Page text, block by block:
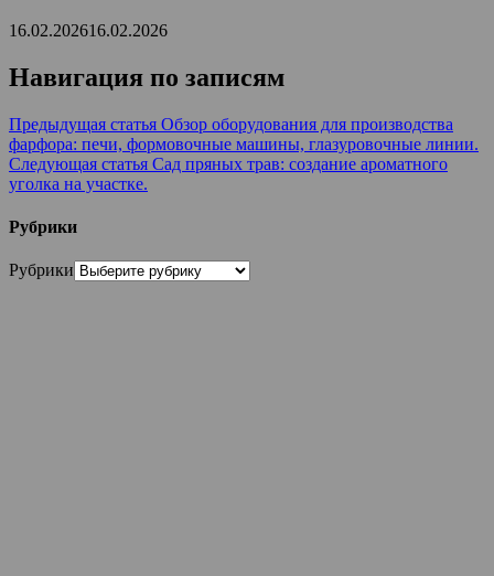
16.02.202616.02.2026
Навигация по записям
Предыдущая статья Обзор оборудования для производства
фарфора: печи, формовочные машины, глазуровочные линии.
Следующая статья Сад пряных трав: создание ароматного
уголка на участке.
Рубрики
Рубрики